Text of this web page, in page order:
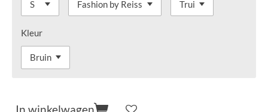
Kleur